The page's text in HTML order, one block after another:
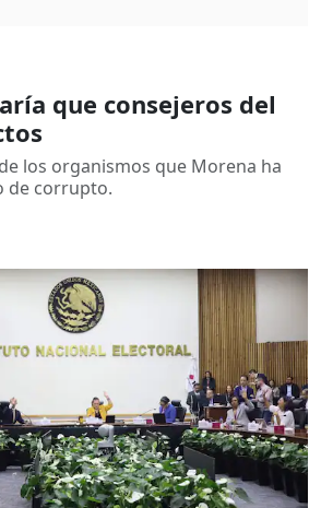
que consejeros del
los organismos que Morena ha
de corrupto.